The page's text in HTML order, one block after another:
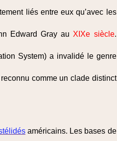
liés entre eux qu’avec les
Edward Gray au XIXe siècle.
System) a invalidé le genre
comme un clade distinct
américains. Les bases de